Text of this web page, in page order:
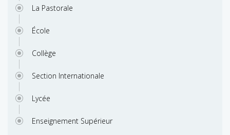
La Pastorale
École
Collège
Section Internationale
Lycée
Enseignement Supérieur